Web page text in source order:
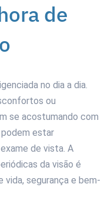
de
no dia a dia.
ou
se acostumando com
estar
de vista. A
da visão é
vida, segurança e bem-